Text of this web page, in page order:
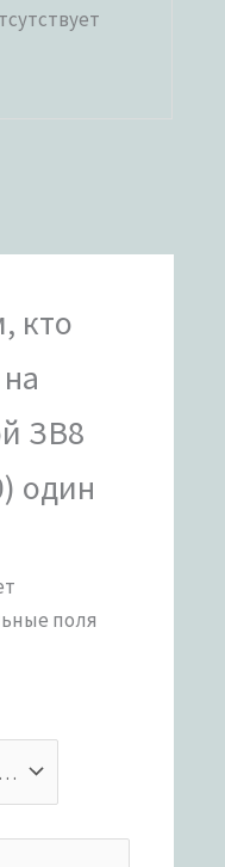
кто
ЗВ8
один
поля